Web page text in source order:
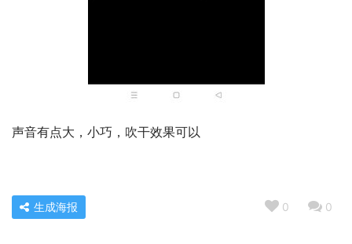
声音有点大，小巧，吹干效果可以
0 0
生成海报